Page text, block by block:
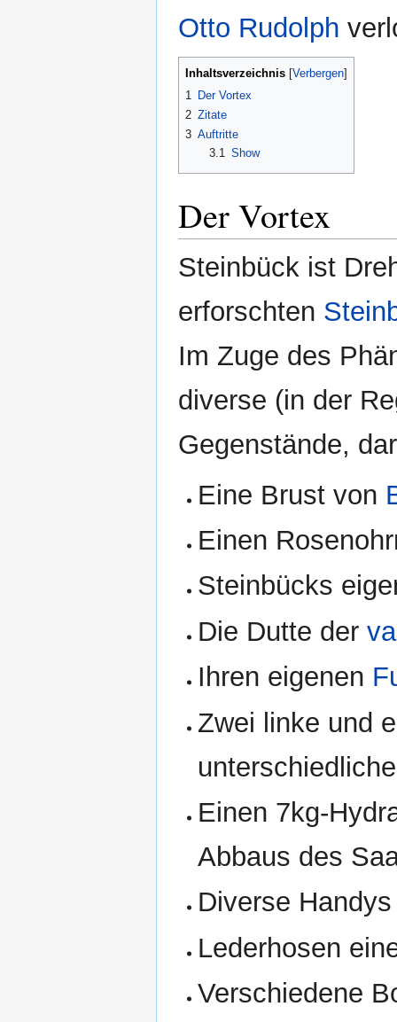
Otto Rudolph
Inhaltsverzeichnis
1
Der Vortex
2 Zitate
3 Auftritte
3.1 Show
Der Vortex
Steinbück ist
erforschten
Im Zuge des
diverse (in der
Gegenstände,
Eine Brust von
Einen
Steinbücks
Die Dutte der
Ihren eigenen
Zwei linke und
Einen 7kg-
Abbaus des
Diverse Handys
Lederhosen
Verschiedene